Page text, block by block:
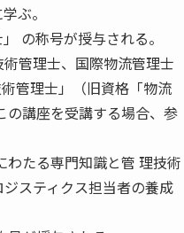
ぶ。
の称号が授与される。
管理士、国際物流管理士
管理士」（旧資格「物流
の講座を受講する場合、参
たる専門知識と管 理技術
スティクス担当者の養成